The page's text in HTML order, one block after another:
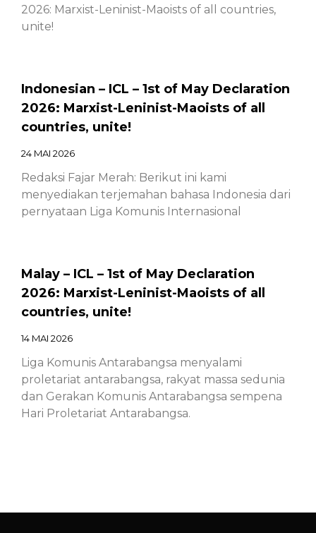
2026: Marxist-Leninist-Maoists of all countries,
unite!
Indonesian – ICL – 1st of May Declaration
2026: Marxist-Leninist-Maoists of all
countries, unite!
24 MAI 2026
Redaksi Fajar Merah: Berikut ini kami
menyediakan terjemahan bahasa Indonesia dari
pernyataan Liga Komunis Internasional
Malay – ICL – 1st of May Declaration
2026: Marxist-Leninist-Maoists of all
countries, unite!
14 MAI 2026
Liga Komunis Antarabangsa menyalami
proletariat antarabangsa, rakyat massa sedunia
dan Gerakan Komunis Antarabangsa sempena
Hari Proletariat Antarabangsa.
countries, unite!